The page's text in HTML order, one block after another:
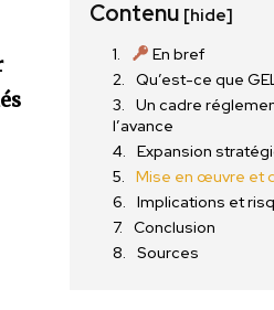
Contenu [hide]
En bref
Qu’est-ce que
Un cadre
l’avance
Expansion
Mise en œuvre et
Implications et
Conclusion
Sources